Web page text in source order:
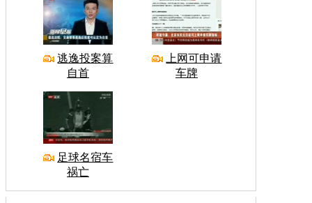
逃逸投案算
自首
上网可申请
车牌
足球名宿车
祸亡